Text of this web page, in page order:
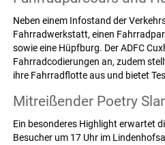
Neben einem Infostand der
Fahrradwerkstatt, einen
sowie eine Hüpfburg. Der ADFC
Fahrradcodierungen an, zudem
ihre Fahrradflotte aus und bietet
Mitreißender Poetry
Ein besonderes Highlight erwartet
Besucher um 17 Uhr im